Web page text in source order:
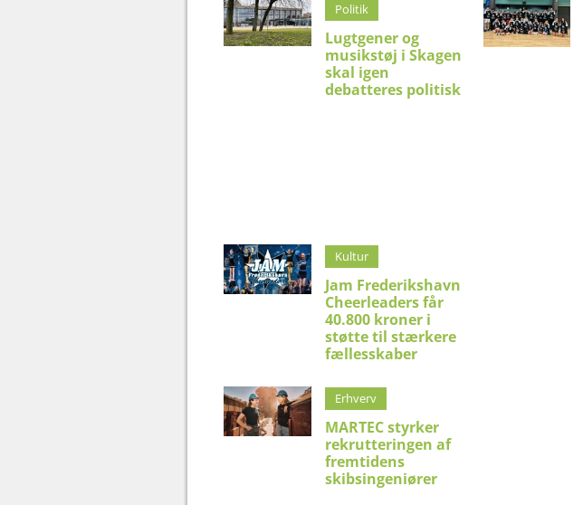
Politik
Lugtgener og
musikstøj i Skagen
skal igen
debatteres politisk
Kultur
Jam Frederikshavn
Cheerleaders får
40.800 kroner i
støtte til stærkere
fællesskaber
Erhverv
MARTEC styrker
rekrutteringen af
fremtidens
skibsingeniører